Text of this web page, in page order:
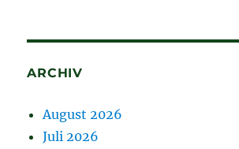
ARCHIV
August 2026
Juli 2026